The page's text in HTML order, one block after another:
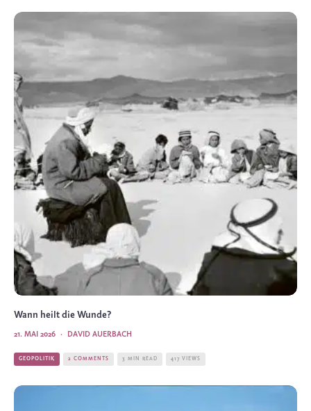
Wann heilt die Wunde?
DAVID AUERBACH
·
21. MAI 2026
GEOPOLITIK 2 COMMENTS 3 MIN READ 417 VIEWS